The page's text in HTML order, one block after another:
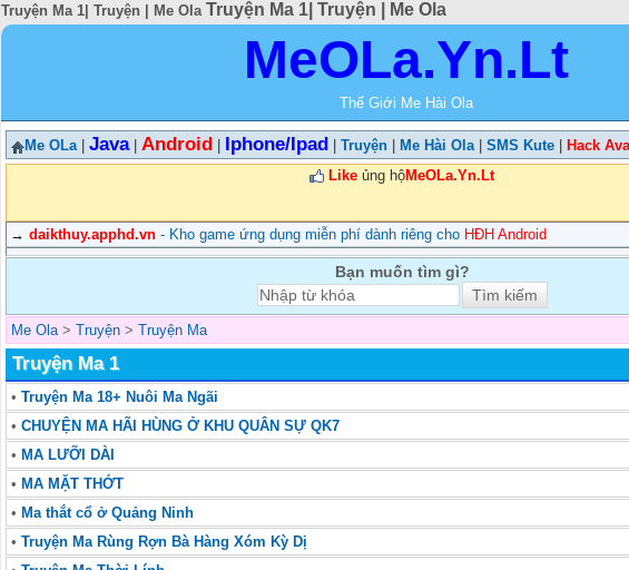
Truyện Ma 1| Truyện | Me Ola Truyện Ma 1| Truyện | Me Ola
MeOLa.Yn.Lt
Thế Giới Me Hài Ola
Me OLa| Java| Android Iphone/Ipad Truyện Me Hài Ola| SMS Kute
Hack
Like ủng hộMeOLa.Yn.Lt
→ daikthuy.apphd.vn - Kho game ứng dụng miễn phí dành riêng cho HĐH Android
Bạn muốn tìm gì?
Me Ola> Truyện > Truyện Ma
Truyện Ma 1
• Truyện Ma 18+ Nuôi Ma Ngãi
• CHUYỆN MA HÃI HÙNG Ở KHU QUÂN SỰ QK7
• MA LƯỠI DÀI
• MA MẶT THỚT
• Ma thắt cổ ở Quảng Ninh
• Truyện Ma Rùng Rợn Bà Hàng Xóm Kỳ Dị